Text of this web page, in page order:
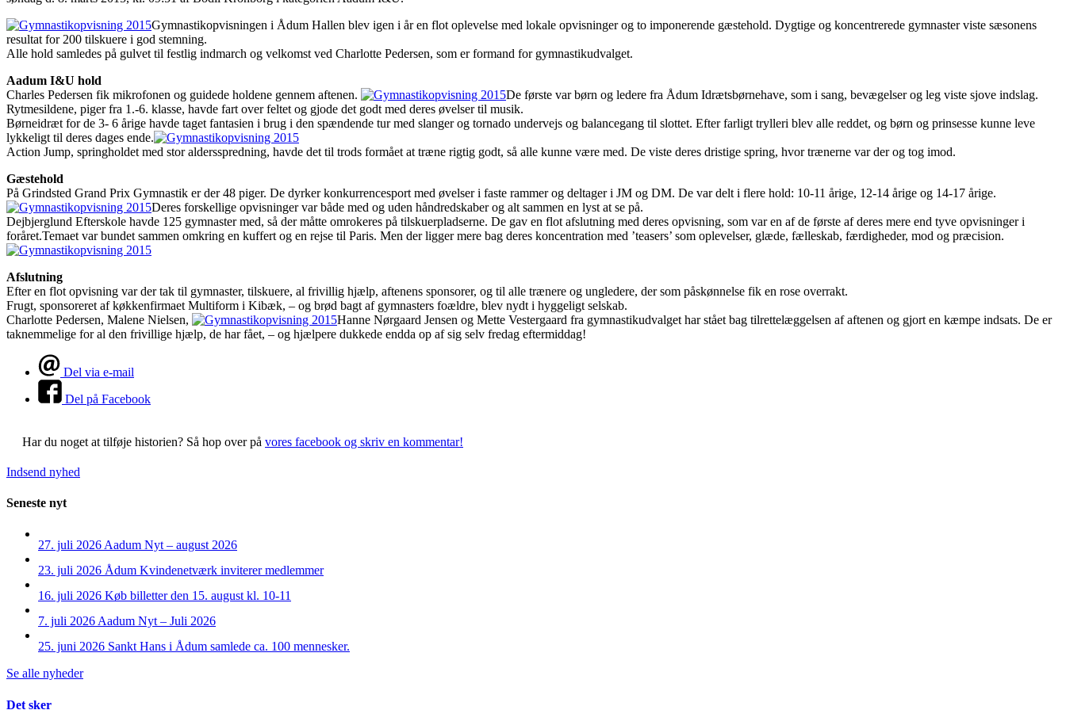
Gymnastikopvisningen i Ådum Hallen blev igen i år en flot oplevelse med lokale opvisninger og to imponerende gæstehold. Dygtige og koncentrerede gymnaster viste sæsonens
resultat for 200 tilskuere i god stemning.
Alle hold samledes på gulvet til festlig indmarch og velkomst ved Charlotte Pedersen, som er formand for gymnastikudvalget.
Aadum I&U hold
Charles Pedersen fik mikrofonen og guidede holdene gennem aftenen.
De første var børn og ledere fra Ådum Idrætsbørnehave, som i sang, bevægelser og leg viste sjove indslag.
Rytmesildene, piger fra 1.-6. klasse, havde fart over feltet og gjode det godt med deres øvelser til musik.
Børneidræt for de 3- 6 årige havde taget fantasien i brug i den spændende tur med slanger og tornado undervejs og balancegang til slottet. Efter farligt trylleri blev alle reddet, og børn og prinsesse kunne leve
lykkeligt til deres dages ende.
Action Jump, springholdet med stor aldersspredning, havde det til trods formået at træne rigtig godt, så alle kunne være med. De viste deres dristige spring, hvor trænerne var der og tog imod.
Gæstehold
På Grindsted Grand Prix Gymnastik er der 48 piger. De dyrker konkurrencesport med øvelser i faste rammer og deltager i JM og DM. De var delt i flere hold: 10-11 årige, 12-14 årige og 14-17 årige.
Deres forskellige opvisninger var både med og uden håndredskaber og alt sammen en lyst at se på.
Dejbjerglund Efterskole havde 125 gymnaster med, så der måtte omrokeres på tilskuerpladserne. De gav en flot afslutning med deres opvisning, som var en af de første af deres mere end tyve opvisninger i
foråret.Temaet var bundet sammen omkring en kuffert og en rejse til Paris. Men der ligger mere bag deres koncentration med ’teasers’ som oplevelser, glæde, fælleskab, færdigheder, mod og præcision.
Afslutning
Efter en flot opvisning var der tak til gymnaster, tilskuere, al frivillig hjælp, aftenens sponsorer, og til alle trænere og ungledere, der som påskønnelse fik en rose overrakt.
Frugt, sponsoreret af køkkenfirmaet Multiform i Kibæk, – og brød bagt af gymnasters foældre, blev nydt i hyggeligt selskab.
Charlotte Pedersen, Malene Nielsen,
Hanne Nørgaard Jensen og Mette Vestergaard fra gymnastikudvalget har stået bag tilrettelæggelsen af aftenen og gjort en kæmpe indsats. De er
taknemmelige for al den frivillige hjælp, de har fået, – og hjælpere dukkede endda op af sig selv fredag eftermiddag!
Del via e-mail
Del på Facebook
Har du noget at tilføje historien? Så hop over på vores facebook og skriv en kommentar!
Indsend nyhed
Seneste nyt
27. juli 2026 Aadum Nyt – august 2026
23. juli 2026 Ådum Kvindenetværk inviterer medlemmer
16. juli 2026 Køb billetter den 15. august kl. 10-11
7. juli 2026 Aadum Nyt – Juli 2026
25. juni 2026 Sankt Hans i Ådum samlede ca. 100 mennesker.
Se alle nyheder
Det sker